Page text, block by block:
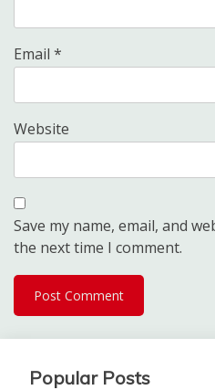
Email *
Website
Save my name, email, and
the next time I comment.
Popular Posts